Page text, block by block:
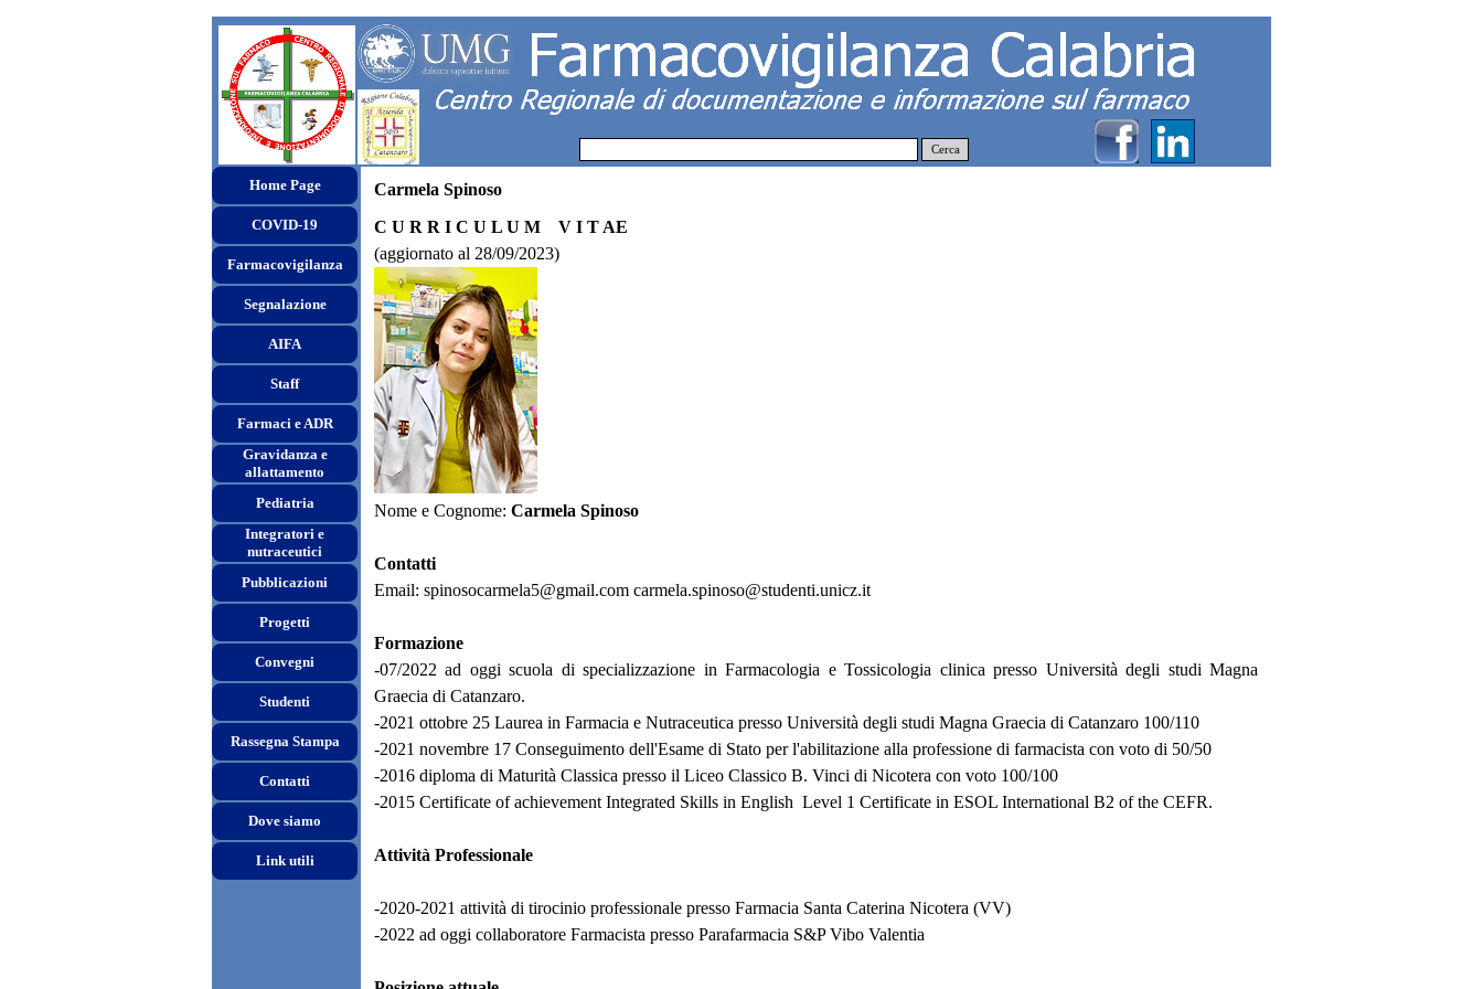
Cerca
Home Page
COVID-19
Farmacovigilanza
Segnalazione
AIFA
Staff
Farmaci e ADR
Gravidanza e
allattamento
Pediatria
Integratori e
nutraceutici
Pubblicazioni
Progetti
Convegni
Studenti
Rassegna Stampa
Contatti
Dove siamo
Link utili
Carmela Spinoso
C U R R I C U L U M V I T AE
(aggiornato al 28/09/2023)
Nome e Cognome: Carmela Spinoso
Contatti
Email: spinosocarmela5@gmail.com carmela.spinoso@studenti.unicz.it
Formazione
-07/2022 ad oggi scuola di specializzazione in Farmacologia e Tossicologia clinica presso Università degli studi Magna
Graecia di Catanzaro.
-2021 ottobre 25 Laurea in Farmacia e Nutraceutica presso Università degli studi Magna Graecia di Catanzaro 100/110
-2021 novembre 17 Conseguimento dell'Esame di Stato per l'abilitazione alla professione di farmacista con voto di 50/50
-2016 diploma di Maturità Classica presso il Liceo Classico B. Vinci di Nicotera con voto 100/100
-2015 Certificate of achievement Integrated Skills in English Level 1 Certificate in ESOL International B2 of the CEFR.
Attività Professionale
-2020-2021 attività di tirocinio professionale presso Farmacia Santa Caterina Nicotera (VV)
-2022 ad oggi collaboratore Farmacista presso Parafarmacia S&P Vibo Valentia